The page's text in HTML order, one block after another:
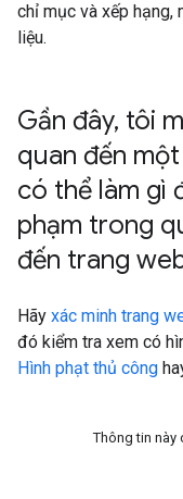
chỉ mục và xếp hạng,
liệu.
Gần đây, tôi
quan đến
có thể làm gì
phạm trong
đến trang
Hãy xác minh trang
đó kiểm tra xem có
Hình phạt thủ công
Thông tin này